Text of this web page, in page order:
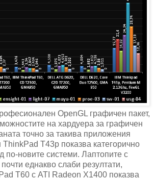
OpenGL графичен пакет,
на хардуера за графичен
точно за такива приложения
T43p показва категорично
по-новите системи. Лаптопите с
еднакво слаби резултати,
T60 с ATI Radeon X1400 показва